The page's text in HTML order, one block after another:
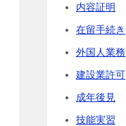
内容証明
在留手続き
外国人業務
建設業許可
成年後見
技能実習